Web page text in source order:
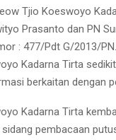
Tjio Koeswoyo
Prasanto dan PN
: 477/Pdt G/2013/
Kadarna Tirta
berkaitan dengan
Kadarna Tirta
pembacaan